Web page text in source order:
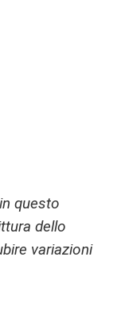
questo
dello
variazioni